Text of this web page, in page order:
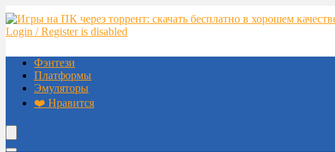
Login / Register is disabled
Фэнтези
Платформы
Эмуляторы
❤️ Нравится